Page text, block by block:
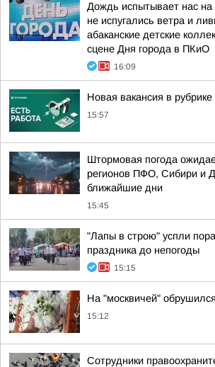
Дождь испытывает нас на
не испугались ветра и
абаканские детские
сцене Дня города в ПКиО
16:09
Новая вакансия в
15:57
Штормовая погода
регионов ПФО, Сибири и
ближайшие дни
15:45
"Лапы в строю" успли
праздника до непогоды
15:15
На "москвичей"
15:12
Сотрудники